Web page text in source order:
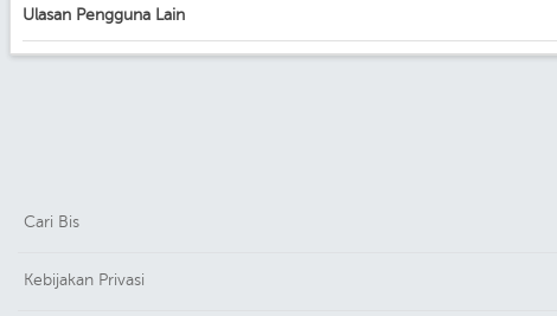
Ulasan Pengguna Lain
Cari Bis
Kebijakan Privasi